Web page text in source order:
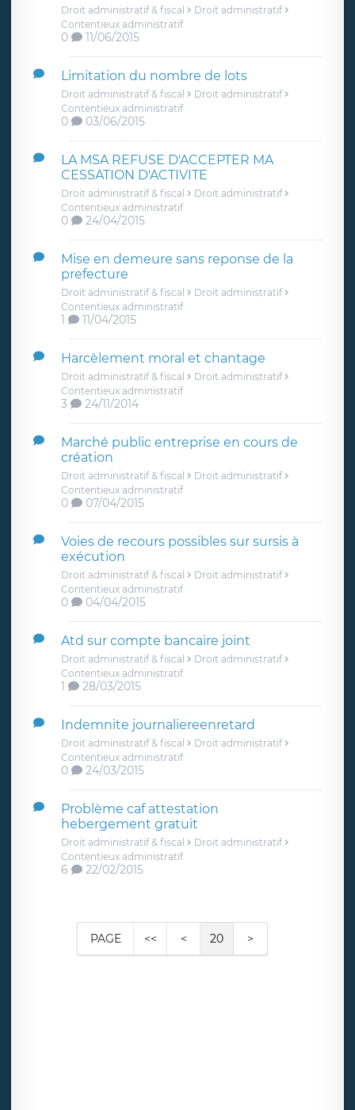
Droit administratif & fiscal
Droit administratif
Contentieux administratif
0 11/06/2015
Limitation du nombre de lots
Droit administratif & fiscal
Droit administratif
Contentieux administratif
0 03/06/2015
LA MSA REFUSE D'ACCEPTER MA
CESSATION D'ACTIVITE
Droit administratif & fiscal
Droit administratif
Contentieux administratif
0 24/04/2015
Mise en demeure sans reponse de la
prefecture
Droit administratif & fiscal
Droit administratif
Contentieux administratif
1 11/04/2015
Harcèlement moral et chantage
Droit administratif & fiscal
Droit administratif
Contentieux administratif
3 24/11/2014
Marché public entreprise en cours de
création
Droit administratif & fiscal
Droit administratif
Contentieux administratif
0 07/04/2015
Voies de recours possibles sur sursis à
exécution
Droit administratif & fiscal
Droit administratif
Contentieux administratif
0 04/04/2015
Atd sur compte bancaire joint
Droit administratif & fiscal
Droit administratif
Contentieux administratif
1 28/03/2015
Indemnite journaliereenretard
Droit administratif & fiscal
Droit administratif
Contentieux administratif
0 24/03/2015
Problème caf attestation
hebergement gratuit
Droit administratif & fiscal
Droit administratif
Contentieux administratif
6 22/02/2015
PAGE << < 20 >